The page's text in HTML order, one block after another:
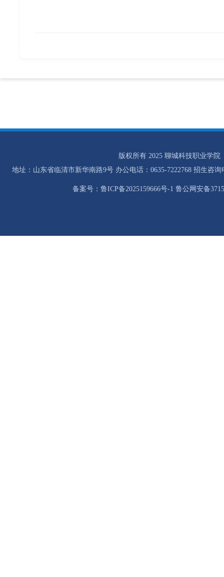
版权所有 2025 聊城科技职业学院
地址：山东省临清市新华南路9号 办公电话：0635-7222768 招生咨询
备案号：鲁ICP备2025159666号-1 鲁公网安备